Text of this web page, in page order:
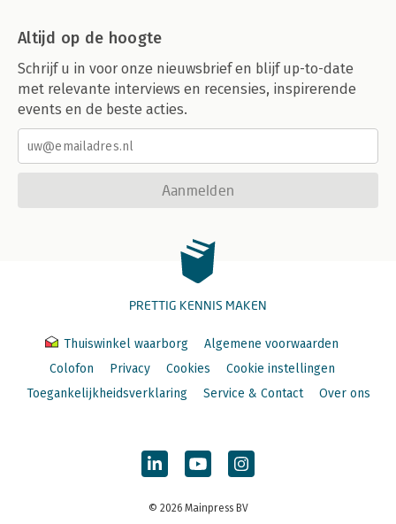
Altijd op de hoogte
Schrijf u in voor onze nieuwsbrief en blijf up-to-date
met relevante interviews en recensies, inspirerende
events en de beste acties.
Aanmelden
PRETTIG KENNIS MAKEN
Thuiswinkel waarborg
Algemene voorwaarden
Colofon
Privacy Cookies
Cookie instellingen
Toegankelijkheidsverklaring
Service & Contact Over ons
© 2026 Mainpress BV